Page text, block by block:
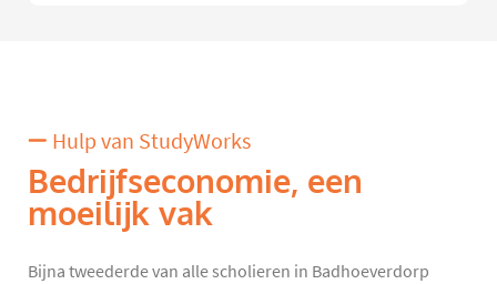
Hulp van StudyWorks
Bedrijfseconomie, een
moeilijk vak
Bijna tweederde van alle scholieren in Badhoeverdorp